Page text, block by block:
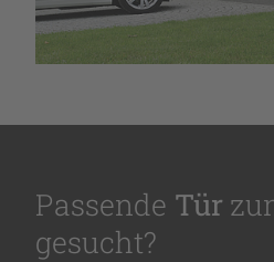
Passende Tür
gesucht?